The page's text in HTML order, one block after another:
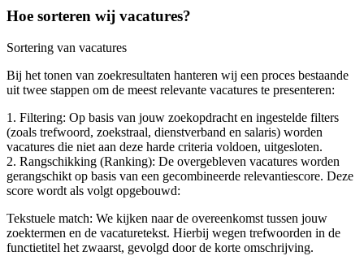
Hoe sorteren wij vacatures?
Sortering van vacatures
Bij het tonen van zoekresultaten hanteren wij een proces bestaande
uit twee stappen om de meest relevante vacatures te presenteren:
1. Filtering: Op basis van jouw zoekopdracht en ingestelde filters
(zoals trefwoord, zoekstraal, dienstverband en salaris) worden
vacatures die niet aan deze harde criteria voldoen, uitgesloten.
2. Rangschikking (Ranking): De overgebleven vacatures worden
gerangschikt op basis van een gecombineerde relevantiescore. Deze
score wordt als volgt opgebouwd:
Tekstuele match: We kijken naar de overeenkomst tussen jouw
zoektermen en de vacaturetekst. Hierbij wegen trefwoorden in de
functietitel het zwaarst, gevolgd door de korte omschrijving.